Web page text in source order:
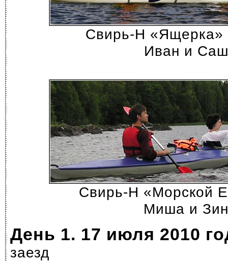
Свирь-H «Ящерка»
Иван и
Свирь-H «Морской
Миша и
День 1. 17 июля 2010
заезд